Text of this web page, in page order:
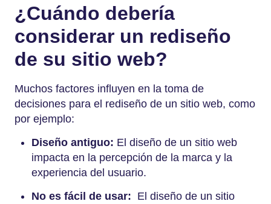
¿Cuándo debería
considerar un rediseño
de su sitio web?
Muchos factores influyen en la toma de
decisiones para el rediseño de un sitio web, como
por ejemplo:
Diseño antiguo: El diseño de un sitio web
impacta en la percepción de la marca y la
experiencia del usuario.
No es fácil de usar: El diseño de un sitio